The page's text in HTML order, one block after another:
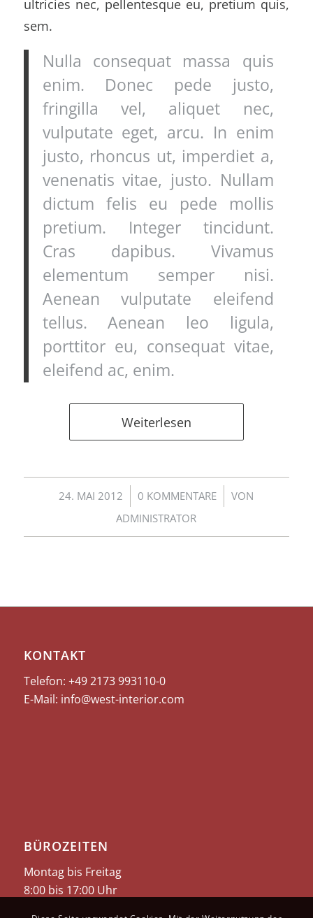
ultricies nec, pellentesque eu, pretium quis,
sem.
Nulla consequat massa quis
enim. Donec pede justo,
fringilla vel, aliquet nec,
vulputate eget, arcu. In enim
justo, rhoncus ut, imperdiet a,
venenatis vitae, justo. Nullam
dictum felis eu pede mollis
pretium. Integer tincidunt.
Cras dapibus. Vivamus
elementum semper nisi.
Aenean vulputate eleifend
tellus. Aenean leo ligula,
porttitor eu, consequat vitae,
eleifend ac, enim.
Weiterlesen
24. MAI 2012
/ 0 KOMMENTARE
/
VON
ADMINISTRATOR
KONTAKT
Telefon: +49 2173993110-0
E-Mail: info@west-interior.com
BÜROZEITEN
Montag bis Freitag
8:00 bis 17:00 Uhr